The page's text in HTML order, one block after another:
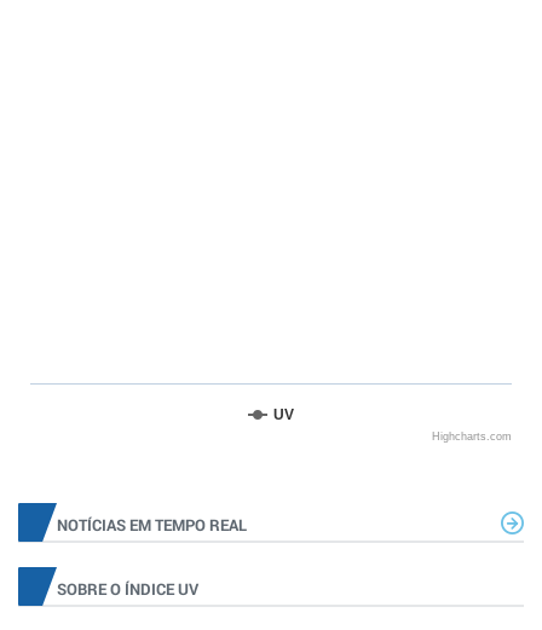
UV
Highcharts.com
NOTÍCIAS EM TEMPO REAL
SOBRE O ÍNDICE UV